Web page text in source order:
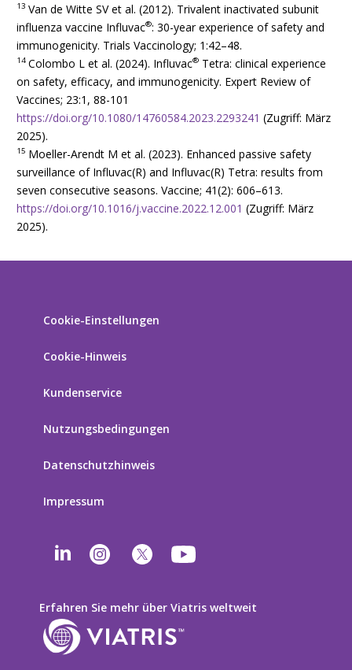
13 Van de Witte SV et al. (2012). Trivalent inactivated subunit
influenza vaccine Influvac®: 30-year experience of safety and
immunogenicity. Trials Vaccinology; 1:42–48.
14 Colombo L et al. (2024). Influvac® Tetra: clinical experience
on safety, efficacy, and immunogenicity. Expert Review of
Vaccines; 23:1, 88-101
https://doi.org/10.1080/14760584.2023.2293241 (Zugriff: März
2025).
15 Moeller-Arendt M et al. (2023). Enhanced passive safety
surveillance of Influvac(R) and Influvac(R) Tetra: results from
seven consecutive seasons. Vaccine; 41(2): 606–613.
https://doi.org/10.1016/j.vaccine.2022.12.001 (Zugriff: März
2025).
Cookie-Einstellungen
Cookie-Hinweis
Kundenservice
Nutzungsbedingungen
Datenschutzhinweis
Impressum
Erfahren Sie mehr über Viatris weltweit